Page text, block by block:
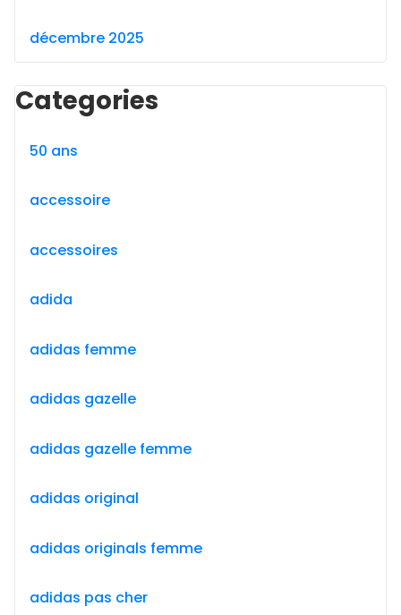
décembre 2025
Categories
50 ans
accessoire
accessoires
adida
adidas femme
adidas gazelle
adidas gazelle femme
adidas original
adidas originals femme
adidas pas cher